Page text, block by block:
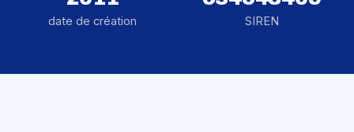
date de création SIREN